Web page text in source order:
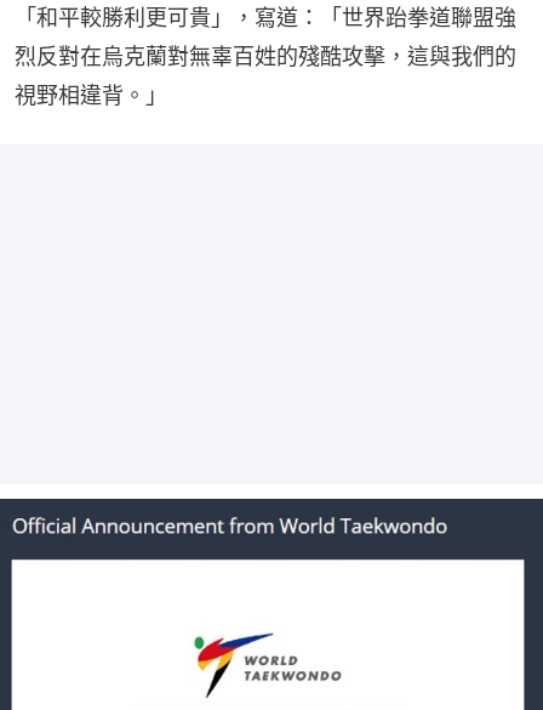
「和平較勝利更可貴」，寫道：「世界跆拳道聯盟強
烈反對在烏克蘭對無辜百姓的殘酷攻擊，這與我們的
視野相違背。」